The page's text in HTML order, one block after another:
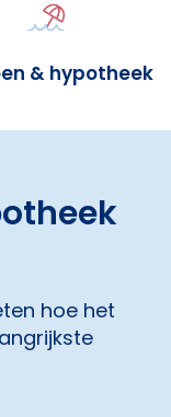
& hypotheek
hoe het